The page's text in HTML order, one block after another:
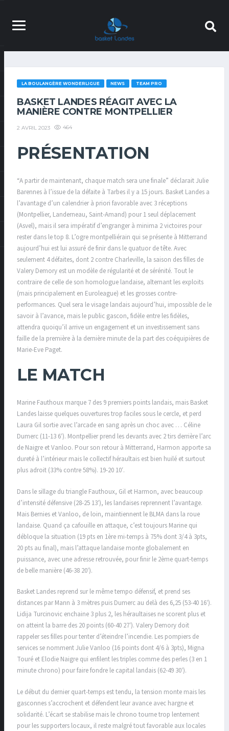
LA BOULANGÈRE WONDERLIGUE NEWS TEAM PRO
BASKET LANDES RÉAGIT AVEC LA
MANIÈRE CONTRE MONTPELLIER
2 AVRIL 2023 464
PRÉSENTATION
“A partir de maintenant, chaque match sera une finale” déclarait Julie
Barennes à l’issue de la défaite à Tarbes il y a 15 jours. Basket Landes a
l’avantage d’un calendrier à priori favorable avec 3 réceptions
(Montpellier, Landerneau, Saint-Amand) pour 1 seul déplacement
(Asvel), mais il sera impératif d’engranger à minima 2 victoires pour
rester dans le top 8. L’ogre montpelliérain qui se présente à Mitterrand
aujourd’hui est lui assuré de finir dans le quatuor de tête. Avec
seulement 4 défaites, dont 2 contre Charleville, la saison des filles de
Valery Demory est un modèle de régularité et de sérénité. Tout le
contraire de celle de son homologue landaise, alternant les exploits
(mais principalement en Euroleague) et les grosses contre-
performances. Quel sera le visage landais aujourd’hui, impossible de le
savoir à l’avance, mais le public gascon, fidèle entre les fidèles,
attendra quoiqu’il arrive un engagement et un investissement sans
faille de la première à la dernière minute de la part des coéquipières de
Marie-Eve Paget.
LE MATCH
Marine Fauthoux marque 7 des 9 premiers points landais, mais Basket
Landes laisse quelques ouvertures trop faciles sous le cercle, et perd
Laura Gil sortie avec l’arcade en sang après un choc avec … Céline
Dumerc (11-13 6′). Montpellier prend les devants avec 2 tirs derrière l’arc
de Naigre et Vanloo. Pour son retour à Mitterrand, Harmon apporte sa
dureté à l’intérieur mais le collectif héraultais est bien huilé et surtout
plus adroit (33% contre 58%). 19-20 10′.
Dans le sillage du triangle Fauthoux, Gil et Harmon, avec beaucoup
d’intensité défensive (28-25 13′), les landaises reprennent l’avantage.
Mais Bernies et Vanloo, de loin, maintiennent le BLMA dans la roue
landaise. Quand ça cafouille en attaque, c’est toujours Marine qui
débloque la situation (19 pts en 1ère mi-temps à 75% dont 3/4 à 3pts,
20 pts au final), mais l’attaque landaise monte globalement en
puissance, avec une adresse retrouvée, pour finir le 2ème quart-temps
de belle manière (46-38 20′).
Basket Landes reprend sur le même tempo défensif, et prend ses
distances par Mann à 3 mètres puis Dumerc au delà des 6,25 (53-40 16′).
Lidija Turcinovic enchaine 3 plus 2, les héraultaises ne scorent plus et
on atteint la barre des 20 points (60-40 27′). Valery Demory doit
rappeler ses filles pour tenter d’éteindre l’incendie. Les pompiers de
services se nomment Julie Vanloo (16 points dont 4/6 à 3pts), Migna
Touré et Elodie Naigre qui enfilent les triples comme des perles (3 en 1
minute chrono) pour faire fondre le capital landais (62-49 30′).
Le début du dernier quart-temps est tendu, la tension monte mais les
gasconnes s’accrochent et défendent leur avance avec hargne et
solidarité. L’écart se stabilise mais le chrono tourne trop lentement
pour les supporters locaux, il reste malgré tout favorable aux locales